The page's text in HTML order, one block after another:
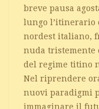
breve pausa
lungo l’itinerario
nordest italiano,
nuda tristemente
del regime titino
Nel riprendere
nuovi paradigmi
immaginare il